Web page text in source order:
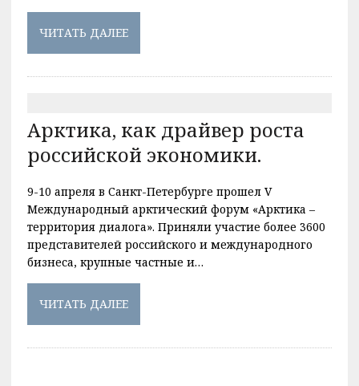
ЧИТАТЬ ДАЛЕЕ
Арктика, как драйвер роста
российской экономики.
9-10 апреля в Санкт-Петербурге прошел V
Международный арктический форум «Арктика –
территория диалога». Приняли участие более 3600
представителей российского и международного
бизнеса, крупные частные и…
ЧИТАТЬ ДАЛЕЕ